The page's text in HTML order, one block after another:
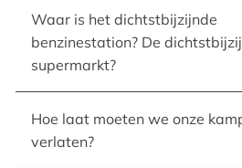
Waar is het dichtstbijzijnde
benzinestation? De
supermarkt?
Hoe laat moeten we onze
verlaten?